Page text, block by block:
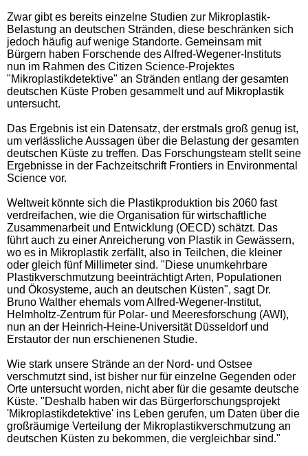
Zwar gibt es bereits einzelne Studien zur Mikroplastik-
Belastung an deutschen Stränden, diese beschränken sich
jedoch häufig auf wenige Standorte. Gemeinsam mit
Bürgern haben Forschende des Alfred-Wegener-Instituts
nun im Rahmen des Citizen Science-Projektes
"Mikroplastikdetektive" an Stränden entlang der gesamten
deutschen Küste Proben gesammelt und auf Mikroplastik
untersucht.
Das Ergebnis ist ein Datensatz, der erstmals groß genug ist,
um verlässliche Aussagen über die Belastung der gesamten
deutschen Küste zu treffen. Das Forschungsteam stellt seine
Ergebnisse in der Fachzeitschrift Frontiers in Environmental
Science vor.
Weltweit könnte sich die Plastikproduktion bis 2060 fast
verdreifachen, wie die Organisation für wirtschaftliche
Zusammenarbeit und Entwicklung (OECD) schätzt. Das
führt auch zu einer Anreicherung von Plastik in Gewässern,
wo es in Mikroplastik zerfällt, also in Teilchen, die kleiner
oder gleich fünf Millimeter sind. "Diese unumkehrbare
Plastikverschmutzung beeinträchtigt Arten, Populationen
und Ökosysteme, auch an deutschen Küsten", sagt Dr.
Bruno Walther ehemals vom Alfred-Wegener-Institut,
Helmholtz-Zentrum für Polar- und Meeresforschung (AWI),
nun an der Heinrich-Heine-Universität Düsseldorf und
Erstautor der nun erschienenen Studie.
Wie stark unsere Strände an der Nord- und Ostsee
verschmutzt sind, ist bisher nur für einzelne Gegenden oder
Orte untersucht worden, nicht aber für die gesamte deutsche
Küste. "Deshalb haben wir das Bürgerforschungsprojekt
'Mikroplastikdetektive' ins Leben gerufen, um Daten über die
großräumige Verteilung der Mikroplastikverschmutzung an
deutschen Küsten zu bekommen, die vergleichbar sind."